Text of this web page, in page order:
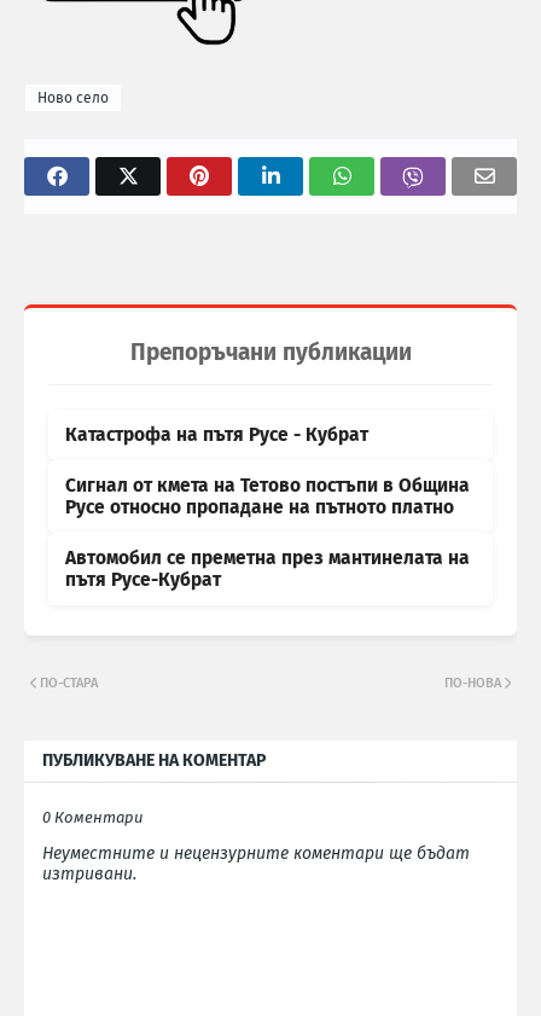
Ново село
Препоръчани публикации
Катастрофа на пътя Русе - Кубрат
Сигнал от кмета на Тетово постъпи в Община
Русе относно пропадане на пътното платно
Автомобил се преметна през мантинелата на
пътя Русе-Кубрат
ПО-НОВА
ПО-СТАРА
ПУБЛИКУВАНЕ НА КОМЕНТАР
0 Коментари
Неуместните и нецензурните коментари ще бъдат
изтривани.